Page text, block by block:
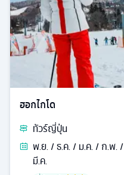
ฮอกไกโด
ทัวร์ญี่ปุ่น
พ.ย. / ธ.ค. / ม.ค. / ก.พ. /
มี.ค.